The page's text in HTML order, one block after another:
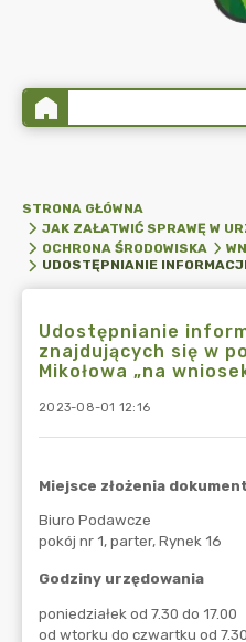
STRONA GŁÓWNA
JAK ZAŁATWIĆ SPRAWĘ W
OCHRONA ŚRODOWISKA
Udostępnianie
znajdujących się w
Mikołowa „na
2023-08-01 12:16